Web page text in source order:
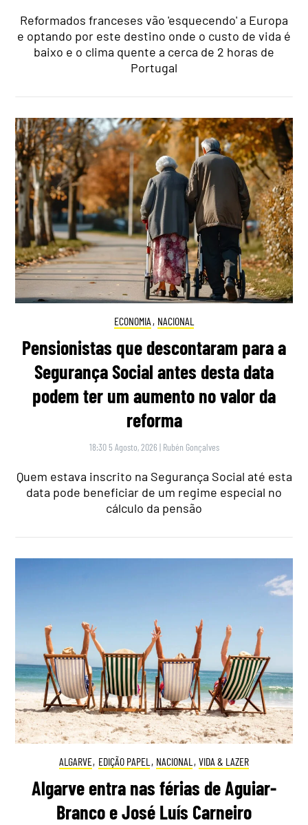
Reformados franceses vão 'esquecendo' a Europa
e optando por este destino onde o custo de vida é
baixo e o clima quente a cerca de 2 horas de
Portugal
ECONOMIA , NACIONAL
Pensionistas que descontaram para a
Segurança Social antes desta data
podem ter um aumento no valor da
reforma
18:30 5 Agosto, 2026 | Rubén Gonçalves
Quem estava inscrito na Segurança Social até esta
data pode beneficiar de um regime especial no
cálculo da pensão
ALGARVE, EDIÇÃO PAPEL , NACIONAL , VIDA & LAZER
Algarve entra nas férias de Aguiar-
Branco e José Luís Carneiro